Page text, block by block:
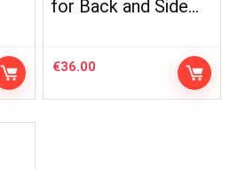
for Back and Side…
€36.00